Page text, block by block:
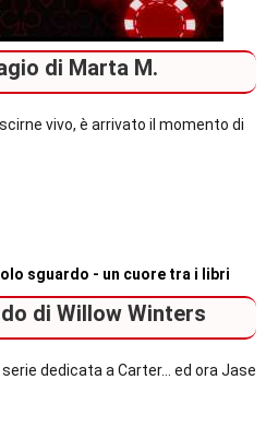
di Marta M.
vivo, è arrivato il momento di
di Willow Winters
dedicata a Carter… ed ora Jase